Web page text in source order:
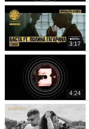
3:17
4:24